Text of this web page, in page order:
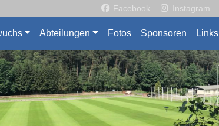
Facebook Instagram
Abteilungen Fotos Sponsoren Links